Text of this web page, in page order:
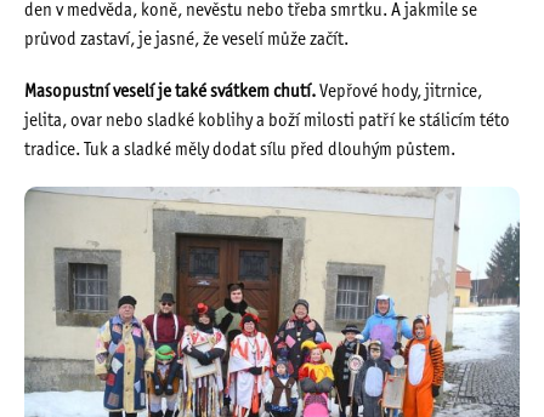
den v medvěda, koně, nevěstu nebo třeba smrtku. A jakmile se
průvod zastaví, je jasné, že veselí může začít.
Masopustní veselí je také svátkem chutí. Vepřové hody, jitrnice,
jelita, ovar nebo sladké koblihy a boží milosti patří ke stálicím této
tradice. Tuk a sladké měly dodat sílu před dlouhým půstem.